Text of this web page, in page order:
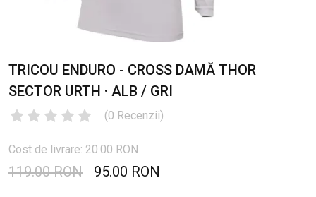
TRICOU ENDURO - CROSS DAMĂ THOR
SECTOR URTH · ALB / GRI
(0 Recenzii)
Cost de livrare: 20.00 RON
119.00 RON 95.00 RON